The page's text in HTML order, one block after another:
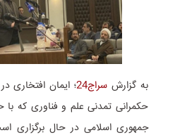
به گزارش سراج24
؛ ایمان افتخاری
حکمرانی تمدنی علم و فناوری که
جمهوری اسلامی در حال برگزاری